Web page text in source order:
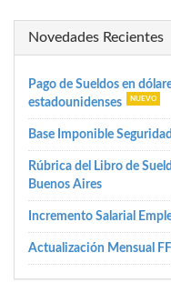
Novedades Recientes
Pago de Sueldos en
estadounidenses
Base Imponible
Rúbrica del Libro de
Buenos Aires
Incremento Salarial
Actualización Mensual